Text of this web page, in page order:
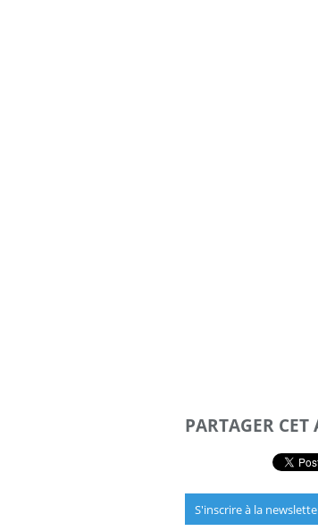
PARTAGER CET
S'inscrire à la